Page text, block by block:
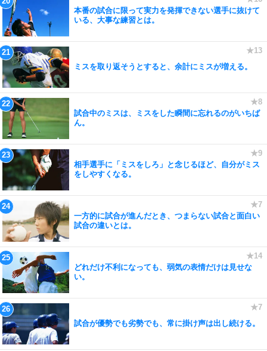
本番の試合に限って実力を発揮できない選手に抜けて
いる、大事な練習とは。
ミスを取り返そうとすると、余計にミスが増える。
試合中のミスは、ミスをした瞬間に忘れるのがいちば
ん。
相手選手に「ミスをしろ」と念じるほど、自分がミス
をしやすくなる。
一方的に試合が進んだとき、つまらない試合と面白い
試合の違いとは。
どれだけ不利になっても、弱気の表情だけは見せな
い。
試合が優勢でも劣勢でも、常に掛け声は出し続ける。